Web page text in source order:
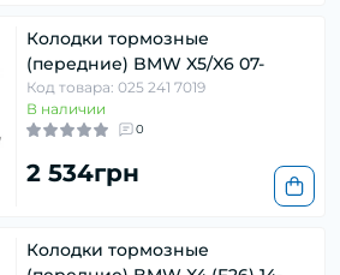
Колодки тормозные
(передние) BMW X5/X6 07-
Код товара: 025 241 7019
В наличии
0
2 534грн
Колодки тормозные